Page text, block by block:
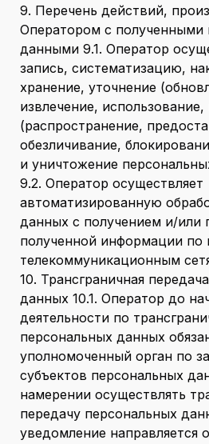
9. Перечень действий,
Оператором с полученными
данными 9.1. Оператор
запись, систематизацию,
хранение, уточнение
извлечение, использование,
(распространение,
обезличивание,
и уничтожение
9.2. Оператор осуществляет
автоматизированную
данных с получением и/или
полученной информации
телекоммуникационным
10. Трансграничная
данных 10.1. Оператор до
деятельности по
персональных данных
уполномоченный орган по
субъектов персональных
намерении осуществлять
передачу персональных
уведомление направляется